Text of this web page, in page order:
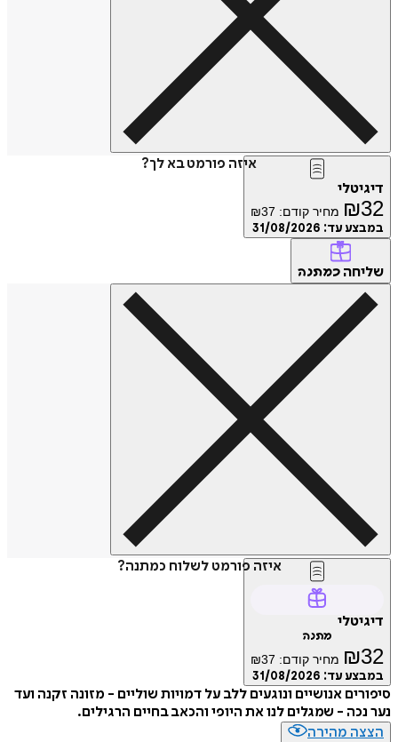
איזה פורמט בא לך?
דיגיטלי
₪32 מחיר קודם: ₪37
במבצע עד: 31/08/2026
שליחה כמתנה
איזה פורמט לשלוח כמתנה?
דיגיטלי
מתנה
₪32 מחיר קודם: ₪37
במבצע עד: 31/08/2026
סיפורים אנושיים ונוגעים ללב על דמויות שוליים - מזונה זקנה ועד
נער נכה - שמגלים לנו את היופי והכאב בחיים הרגילים.
הצצה מהירה